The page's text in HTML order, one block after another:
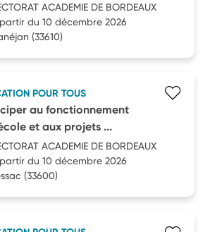
ACADEMIE DE BORDEAUX
du 10 décembre 2026
(33610)
POUR TOUS
au fonctionnement
et aux projets ...
ACADEMIE DE BORDEAUX
du 10 décembre 2026
(33600)